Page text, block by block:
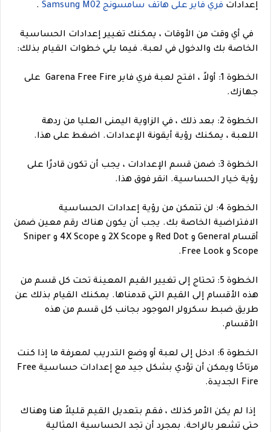
إعدادات فري فاير على هاتف سامسونج Samsung M02 .
في أي وقت من الأوقات ، يمكنك تغيير إعدادات الحساسية
الخاصة بك والدخول في لعبة. فيما يلي خطوات القيام بذلك:
الخطوة 1: أولاً ، افتح لعبة فري فاير Garena Free Fire على
جهازك.
الخطوة 2: بعد ذلك ، في الزاوية اليمنى العليا من ردهة
اللعبة ، يمكنك رؤية أيقونة الإعدادات. اضغط على هذا.
الخطوة 3: ضمن قسم الإعدادات ، يجب أن تكون قادرًا على
رؤية خيار الحساسية. انقر فوق هذا.
الخطوة 4: لن تتمكن من رؤية إعدادات الحساسية
الافتراضية الخاصة بك. يجب أن يكون هناك رقم معين ضمن
أقسام General و Red Dot و 2X Scope و 4X Scope و Sniper
Scope و Free Look.
الخطوة 5: تحتاج إلى تغيير القيم المعينة تحت كل قسم من
هذه الأقسام إلى القيم التي قدمناها. يمكنك القيام بذلك عن
طريق ضبط سكرولر الموجود بجانب كل قسم من هذه
الأقسام.
الخطوة 6: ادخل إلى لعبة أو وضع التدريب لمعرفة ما إذا كنت
مرتاحًا ويمكن أن تؤدي بشكل جيد مع إعدادات حساسية Free
Fire الجديدة.
إذا لم يكن الأمر كذلك ، فقم بتعديل القيم قليلاً هنا وهناك
حتى تشعر بالراحة. بمجرد أن تجد الحساسية المثالية